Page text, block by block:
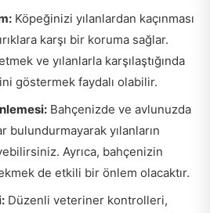
Köpeğinizi yılanlardan kaçınması
karşı bir koruma sağlar.
ve yılanlarla karşılaştığında
göstermek faydalı olabilir.
Bahçenizde ve avlunuzda
bulundurmayarak yılanların
Ayrıca, bahçenizin
de etkili bir önlem olacaktır.
Düzenli veteriner kontrolleri,